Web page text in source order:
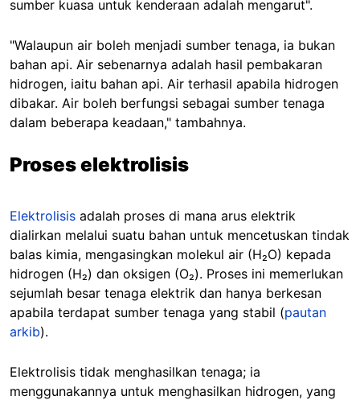
sumber kuasa untuk kenderaan adalah mengarut".
"Walaupun air boleh menjadi sumber tenaga, ia bukan
bahan api. Air sebenarnya adalah hasil pembakaran
hidrogen, iaitu bahan api. Air terhasil apabila hidrogen
dibakar. Air boleh berfungsi sebagai sumber tenaga
dalam beberapa keadaan," tambahnya.
Proses elektrolisis
Elektrolisis adalah proses di mana arus elektrik
dialirkan melalui suatu bahan untuk mencetuskan tindak
balas kimia, mengasingkan molekul air (H₂O) kepada
hidrogen (H₂) dan oksigen (O₂). Proses ini memerlukan
sejumlah besar tenaga elektrik dan hanya berkesan
apabila terdapat sumber tenaga yang stabil (pautan
arkib).
Elektrolisis tidak menghasilkan tenaga; ia
menggunakannya untuk menghasilkan hidrogen, yang